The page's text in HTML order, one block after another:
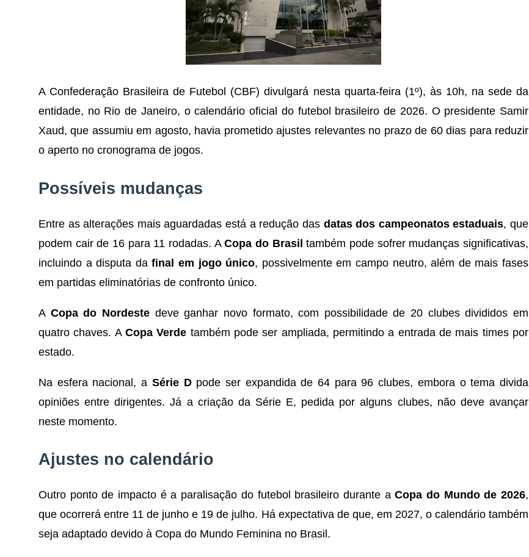
A Confederação Brasileira de Futebol (CBF) divulgará nesta quarta-feira (1º), às 10h, na sede da
entidade, no Rio de Janeiro, o calendário oficial do futebol brasileiro de 2026. O presidente Samir
Xaud, que assumiu em agosto, havia prometido ajustes relevantes no prazo de 60 dias para reduzir
o aperto no cronograma de jogos.
Possíveis mudanças
Entre as alterações mais aguardadas está a redução das datas dos campeonatos estaduais, que
podem cair de 16 para 11 rodadas. ACopa do Brasil também pode sofrer mudanças significativas,
incluindo a disputa dafinal em jogo único, possivelmente em campo neutro, além de mais fases
em partidas eliminatórias de confronto único.
A Copa do Nordestedeve ganhar novo formato, com possibilidade de 20 clubes divididos em
quatro chaves. A Copa Verde também pode ser ampliada, permitindo a entrada de mais times por
estado.
Na esfera nacional, a Série Dpode ser expandida de 64 para 96 clubes, embora o tema divida
opiniões entre dirigentes. Já a criação da Série E, pedida por alguns clubes, não deve avançar
neste momento.
Ajustes no calendário
Outro ponto de impacto é a paralisação do futebol brasileiro durante aCopa do Mundo de 2026,
que ocorrerá entre 11 de junho e 19 de julho. Há expectativa de que, em 2027, o calendário também
seja adaptado devido à Copa do Mundo Feminina no Brasil.